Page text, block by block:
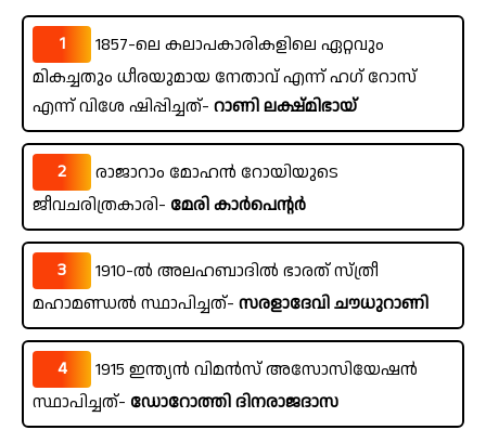
1
1857-ലെ കലാപകാരികളിലെ ഏറ്റവും
മികച്ചതും ധീരയുമായ നേതാവ് എന്ന് ഹഗ് റോസ്
എന്ന് വിശേ ഷിപ്പിച്ചത്- റാണി ലക്ഷ്മിഭായ്
2
രാജാറാം മോഹൻ റോയിയുടെ
ജീവചരിത്രകാരി- മേരി കാർപെന്റർ
3
1910-ൽ അലഹബാദിൽ ഭാരത് സ്ത്രീ
മഹാമണ്ഡൽ സ്ഥാപിച്ചത്- സരളാദേവി ചൗധുറാണി
4
1915 ഇന്ത്യൻ വിമൻസ് അസോസിയേഷൻ
സ്ഥാപിച്ചത്- ഡോറോത്തി ദിനരാജദാസ